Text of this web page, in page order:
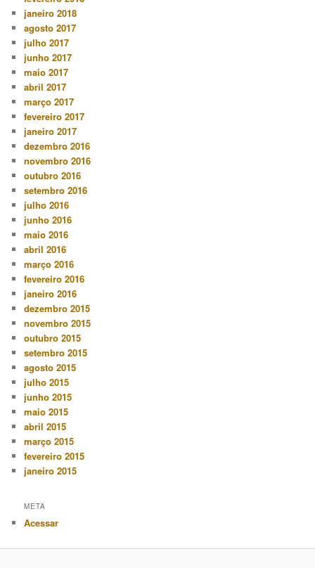
janeiro 2018
agosto 2017
julho 2017
junho 2017
maio 2017
abril 2017
março 2017
fevereiro 2017
janeiro 2017
dezembro 2016
novembro 2016
outubro 2016
setembro 2016
julho 2016
junho 2016
maio 2016
abril 2016
março 2016
fevereiro 2016
janeiro 2016
dezembro 2015
novembro 2015
outubro 2015
setembro 2015
agosto 2015
julho 2015
junho 2015
maio 2015
abril 2015
março 2015
fevereiro 2015
janeiro 2015
META
Acessar